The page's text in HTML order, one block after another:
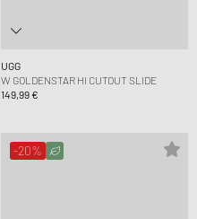
UGG
W GOLDENSTAR HI CUTOUT SLIDE
149,99 €
-20%